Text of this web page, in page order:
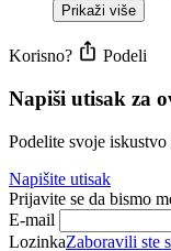
Prikaži više
Korisno? Podeli
Napiši utisak za
Podelite svoje iskustvo
Napišite utisak
Prijavite se da bismo
E-mail
LozinkaZaboravili ste